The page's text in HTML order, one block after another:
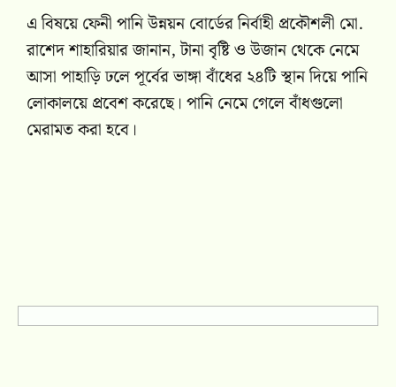
এ বিষয়ে ফেনী পানি উন্নয়ন বোর্ডের নির্বাহী প্রকৌশলী মো.
রাশেদ শাহারিয়ার জানান, টানা বৃষ্টি ও উজান থেকে নেমে
আসা পাহাড়ি ঢলে পূর্বের ভাঙ্গা বাঁধের ২৪টি স্থান দিয়ে পানি
লোকালয়ে প্রবেশ করেছে। পানি নেমে গেলে বাঁধগুলো
মেরামত করা হবে।